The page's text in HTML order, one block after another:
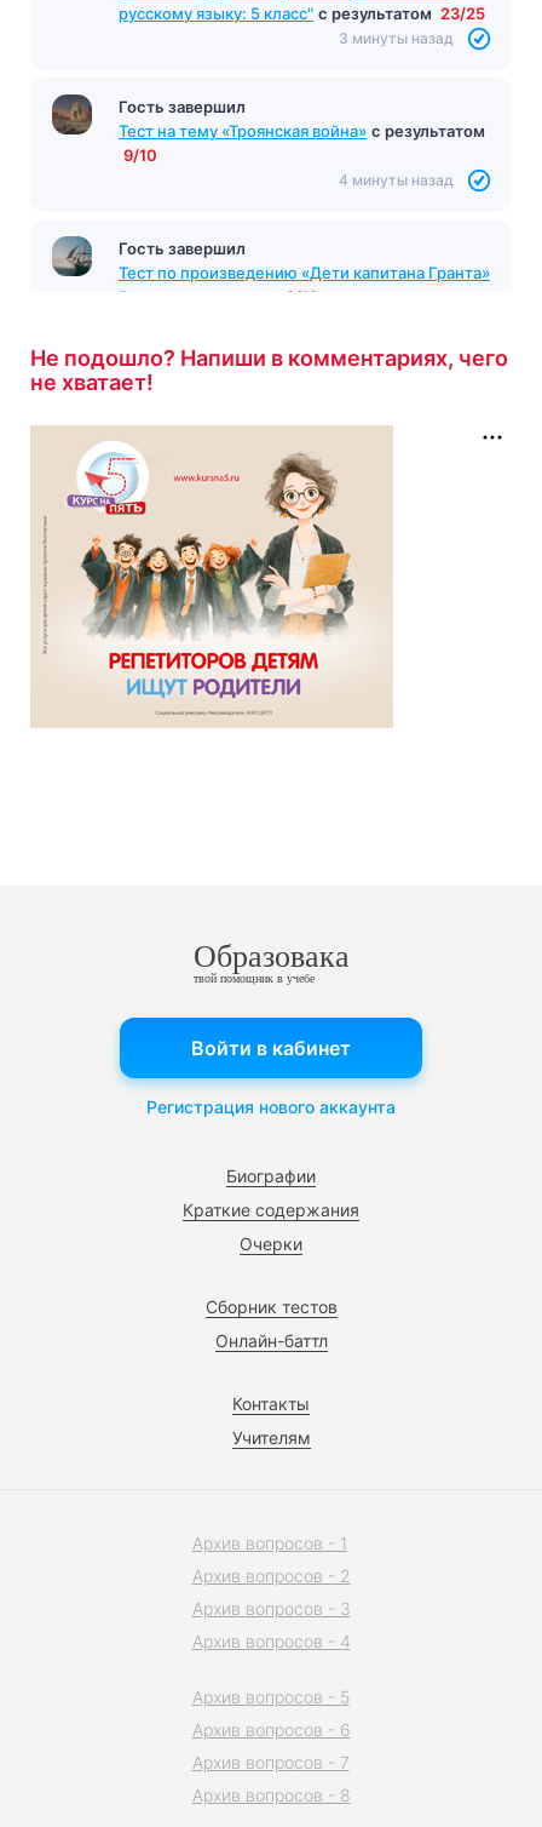
русскому языку: 5 класс" с результатом 23/25
3 минуты назад
Гость завершил
Тест на тему «Троянская война» с результатом
9/10
4 минуты назад
Гость завершил
Тест по произведению «Дети капитана Гранта»
Верн
9/10
Не подошло? Напиши в комментариях, чего
не хватает!
Образовака
твой помощник в учебе
Биографии
Краткие содержания
Очерки
Сборник тестов
Онлайн-баттл
Контакты
Учителям
Войти в кабинет
Регистрация нового аккаунта
Архив вопросов - 1
Архив вопросов - 2
Архив вопросов - 3
Архив вопросов - 4
Архив вопросов - 5
Архив вопросов - 6
Архив вопросов - 7
Архив вопросов - 8